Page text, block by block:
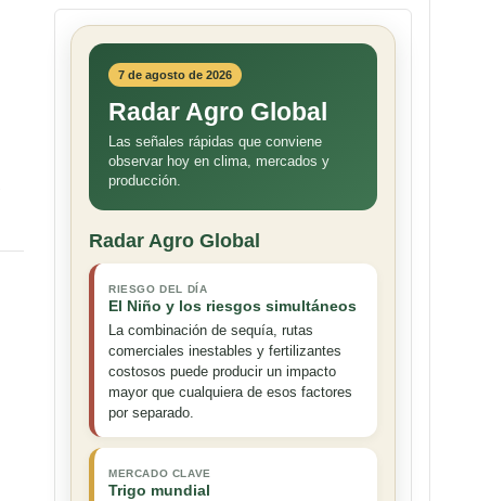
7 de agosto de 2026
Radar Agro Global
Las señales rápidas que conviene
observar hoy en clima, mercados y
producción.
Radar Agro Global
RIESGO DEL DÍA
El Niño y los riesgos simultáneos
La combinación de sequía, rutas
comerciales inestables y fertilizantes
costosos puede producir un impacto
mayor que cualquiera de esos factores
por separado.
MERCADO CLAVE
Trigo mundial